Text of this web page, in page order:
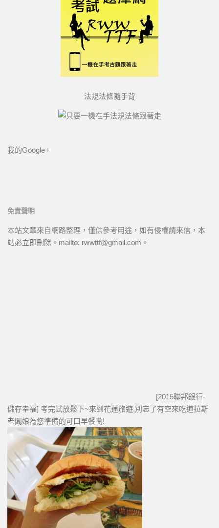
法規法條隨手背
我的Google+
免責聲明
本站文章來自網路整理，僅供參考用途，如有侵權請來信，本
站必立即刪除。mailto: rwwttf@gmail.com。
[2015聯邦銀行-
儲存幸褔] 考完試放鬆下~來到花蓮旅遊,別忘了有空來吃道拉斯
老闆娘為您準備的可口早餐喲!